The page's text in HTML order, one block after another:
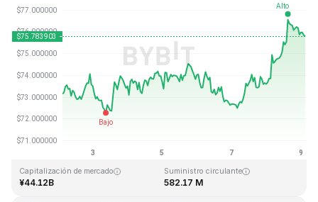
Última actualización: 2026-08-09, 03:05 GMT+0
Máximo histórico
Capitalización de mercado
¥44.12B
Suministro circulante
582.17 M